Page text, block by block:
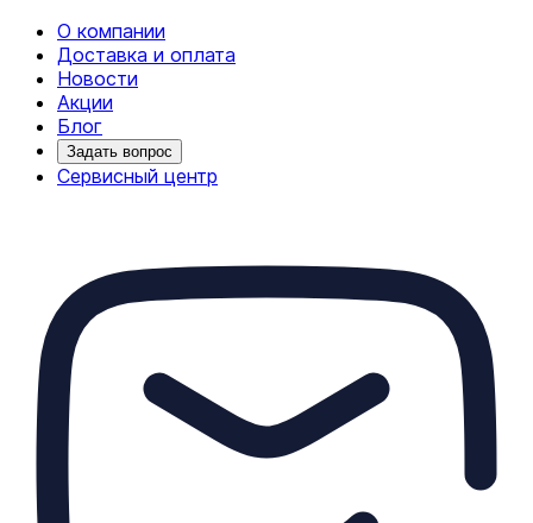
О компании
Доставка и оплата
Новости
Акции
Блог
Задать вопрос
Сервисный центр